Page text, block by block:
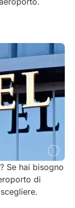
Se hai bisogno
di